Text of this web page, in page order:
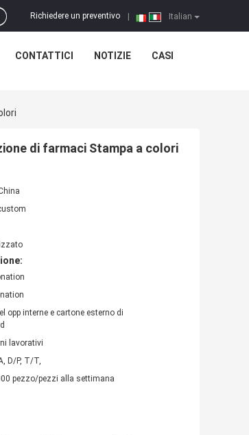
Italian
Richiedere un preventivo
CONTATTICI NOTIZIE CASI
di farmaci Stampa a colori
opp interne e cartone esterno di
lavorativi
D/P, T/T,
pezzo/pezzi alla settimana